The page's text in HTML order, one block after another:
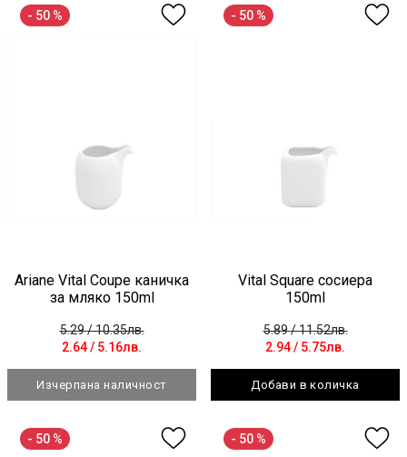
- 50 %
Ariane Vital Coupe каничка
за мляко 150ml
5.29/ 10.35лв.
2.64/ 5.16лв.
Изчерпана наличност
- 50 %
Vital Square сосиера
150ml
5.89/ 11.52лв.
2.94/ 5.75лв.
Добави в количка
- 50 % - 50 %